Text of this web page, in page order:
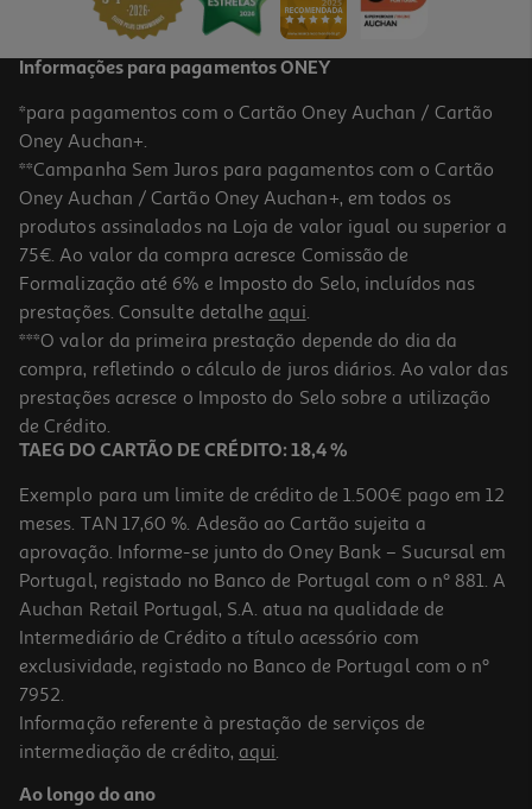
Lâmpada Led Esférica Auchan E27 40w Luz Branca
3.25 €/un
3,25 €
Lâmpada Led Esférica Auchan E27 25w Luz Branca
2.49 €/un
Informações para pagamentos ONEY
*para pagamentos com o Cartão Oney Auchan / Cartão
Oney Auchan+.
**Campanha Sem Juros para pagamentos com o Cartão
Oney Auchan / Cartão Oney Auchan+, em todos os
produtos assinalados na Loja de valor igual ou superior a
75€. Ao valor da compra acresce Comissão de
Formalização até 6% e Imposto do Selo, incluídos nas
prestações. Consulte detalhe aqui.
***O valor da primeira prestação depende do dia da
compra, refletindo o cálculo de juros diários. Ao valor das
prestações acresce o Imposto do Selo sobre a utilização
de Crédito.
TAEG DO CARTÃO DE CRÉDITO: 18,4 %
Exemplo para um limite de crédito de 1.500€ pago em 12
meses. TAN 17,60 %. Adesão ao Cartão sujeita a
aprovação. Informe-se junto do Oney Bank – Sucursal em
Portugal, registado no Banco de Portugal com o nº 881. A
Auchan Retail Portugal, S.A. atua na qualidade de
Intermediário de Crédito a título acessório com
exclusividade, registado no Banco de Portugal com o nº
7952.
Informação referente à prestação de serviços de
intermediação de crédito, aqui.
Ao longo do ano